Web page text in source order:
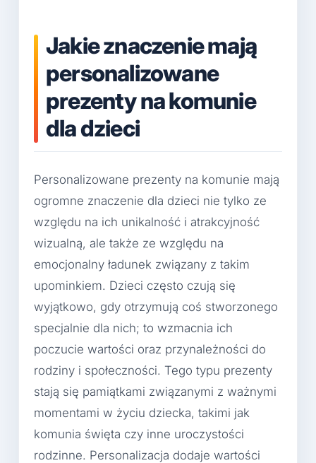
Jakie znaczenie mają
personalizowane
prezenty na komunie
dla dzieci
Personalizowane prezenty na komunie mają
ogromne znaczenie dla dzieci nie tylko ze
względu na ich unikalność i atrakcyjność
wizualną, ale także ze względu na
emocjonalny ładunek związany z takim
upominkiem. Dzieci często czują się
wyjątkowo, gdy otrzymują coś stworzonego
specjalnie dla nich; to wzmacnia ich
poczucie wartości oraz przynależności do
rodziny i społeczności. Tego typu prezenty
stają się pamiątkami związanymi z ważnymi
momentami w życiu dziecka, takimi jak
komunia święta czy inne uroczystości
rodzinne. Personalizacja dodaje wartości